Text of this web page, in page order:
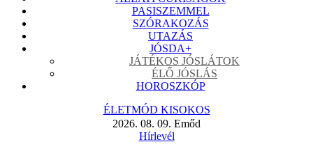
PASISZEMMEL
SZÓRAKOZÁS
UTAZÁS
JÓSDA+
JÁTÉKOS JÓSLÁTOK
ÉLŐ JÓSLÁS
HOROSZKÓP
ÉLETMÓD KISOKOS
2026. 08. 09. Emőd
Hírlevél